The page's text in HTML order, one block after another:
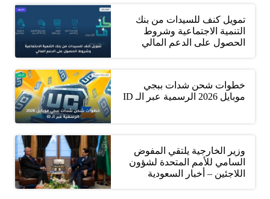
تمويل كنف للسيدات من بنك
التنمية الاجتماعية وشروط
الحصول على الدعم المالي
خطوات شحن شدات ببجي
موبايل 2026 الرسمية عبر الـ ID
وزير الخارجية يلتقي المفوض
السامي للأمم المتحدة لشؤون
اللاجئين – أخبار السعودية